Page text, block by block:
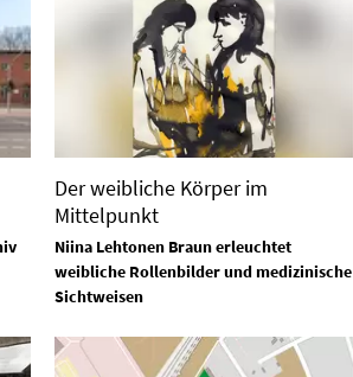
Der weibliche Körper im
Mittelpunkt
Niina Lehtonen Braun erleuchtet
weibliche Rollenbilder und medizinische
Sichtweisen